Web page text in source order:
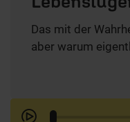
Das mit der
aber warum